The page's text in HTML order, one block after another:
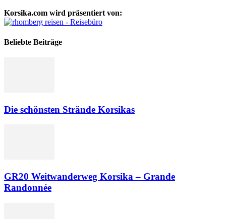
Korsika.com wird präsentiert von:
Beliebte Beiträge
Die schönsten Strände Korsikas
GR20 Weitwanderweg Korsika – Grande
Randonnée